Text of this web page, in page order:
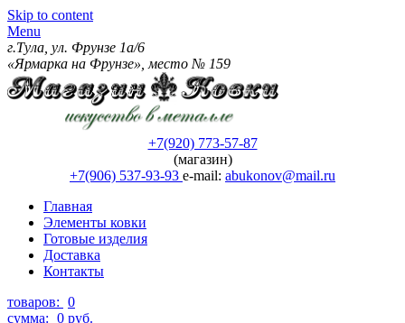
Skip to content
Menu
г.Тула, ул. Фрунзе 1а/6
«Ярмарка на Фрунзе», место № 159
+7(920) 773-57-87
(магазин)
+7(906) 537-93-93 e-mail: abukonov@mail.ru
Главная
Элементы ковки
Готовые изделия
Доставка
Контакты
товаров: 0
сумма: 0 руб.